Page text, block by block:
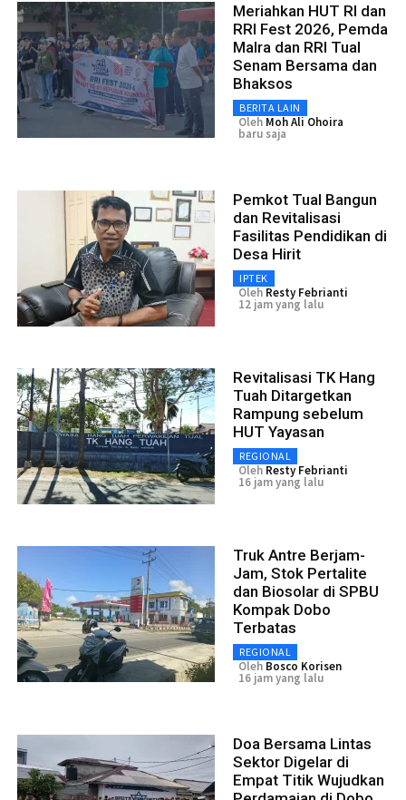
Meriahkan HUT RI dan
RRI Fest 2026, Pemda
Malra dan RRI Tual
Senam Bersama dan
Bhaksos
BERITA LAIN
Oleh Moh Ali Ohoira
baru saja
Pemkot Tual Bangun
dan Revitalisasi
Fasilitas Pendidikan di
Desa Hirit
IPTEK
Oleh Resty Febrianti
12 jam yang lalu
Revitalisasi TK Hang
Tuah Ditargetkan
Rampung sebelum
HUT Yayasan
REGIONAL
Oleh Resty Febrianti
16 jam yang lalu
Truk Antre Berjam-
Jam, Stok Pertalite
dan Biosolar di SPBU
Kompak Dobo
Terbatas
REGIONAL
Oleh Bosco Korisen
16 jam yang lalu
Doa Bersama Lintas
Sektor Digelar di
Empat Titik Wujudkan